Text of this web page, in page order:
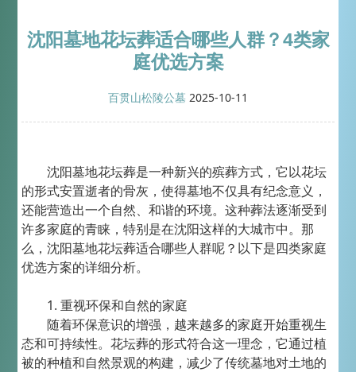
沈阳墓地花坛葬适合哪些人群？4类家
庭优选方案
百贯山松陵公墓 2025-10-11
沈阳墓地花坛葬是一种新兴的殡葬方式，它以花坛
的形式安置逝者的骨灰，使得墓地不仅具有纪念意义，
还能营造出一个自然、和谐的环境。这种葬法逐渐受到
许多家庭的青睐，特别是在沈阳这样的大城市中。那
么，沈阳墓地花坛葬适合哪些人群呢？以下是四类家庭
优选方案的详细分析。
1. 重视环保和自然的家庭
随着环保意识的增强，越来越多的家庭开始重视生
态和可持续性。花坛葬的形式符合这一理念，它通过植
被的种植和自然景观的构建，减少了传统墓地对土地的